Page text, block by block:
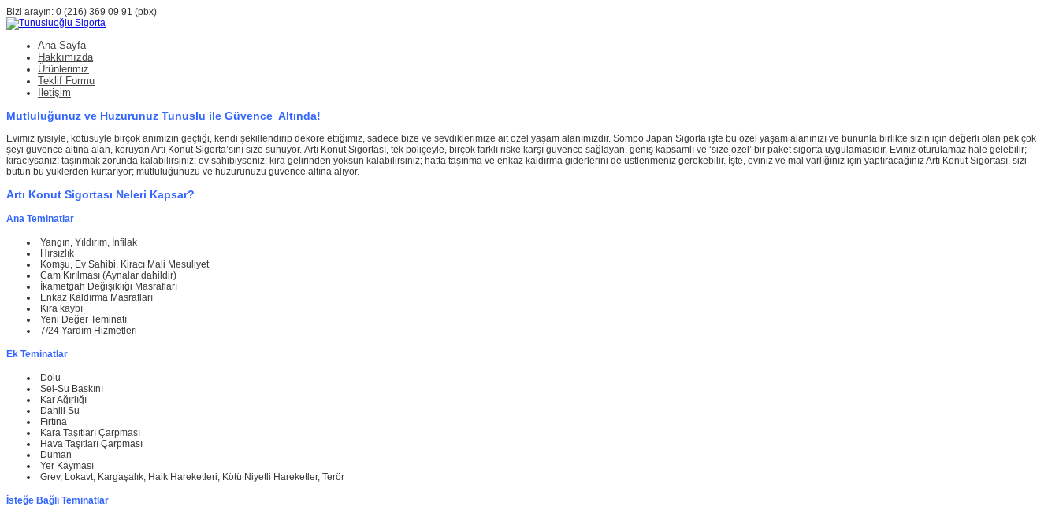
Bizi arayın: 0 (216) 369 09 91 (pbx)
Ana Sayfa
Hakkımızda
Ürünlerimiz
Teklif Formu
İletişim
Mutluluğunuz ve Huzurunuz Tunuslu ile Güvence Altında!
Evimiz iyisiyle, kötüsüyle birçok anımızın geçtiği, kendi şekillendirip dekore ettiğimiz, sadece bize ve sevdiklerimize ait özel yaşam alanımızdır. Sompo Japan Sigorta işte bu özel yaşam alanınızı ve bununla birlikte sizin için değerli olan pek çok
şeyi güvence altına alan, koruyan Artı Konut Sigorta’sını size sunuyor. Artı Konut Sigortası, tek poliçeyle, birçok farklı riske karşı güvence sağlayan, geniş kapsamlı ve ‘size özel’ bir paket sigorta uygulamasıdır. Eviniz oturulamaz hale gelebilir;
kiracıysanız; taşınmak zorunda kalabilirsiniz; ev sahibiyseniz; kira gelirinden yoksun kalabilirsiniz; hatta taşınma ve enkaz kaldırma giderlerini de üstlenmeniz gerekebilir. İşte, eviniz ve mal varlığınız için yaptıracağınız Artı Konut Sigortası, sizi
bütün bu yüklerden kurtarıyor; mutluluğunuzu ve huzurunuzu güvence altına alıyor.
Artı Konut Sigortası Neleri Kapsar?
Ana Teminatlar
Yangın, Yıldırım, İnfilak
Hırsızlık
Komşu, Ev Sahibi, Kiracı Mali Mesuliyet
Cam Kırılması (Aynalar dahildir)
İkametgah Değişikliği Masrafları
Enkaz Kaldırma Masrafları
Kira kaybı
Yeni Değer Teminatı
7/24 Yardım Hizmetleri
Ek Teminatlar
Dolu
Sel-Su Baskını
Kar Ağırlığı
Dahili Su
Fırtına
Kara Taşıtları Çarpması
Hava Taşıtları Çarpması
Duman
Yer Kayması
Grev, Lokavt, Kargaşalık, Halk Hareketleri, Kötü Niyetli Hareketler, Terör
İsteğe Bağlı Teminatlar